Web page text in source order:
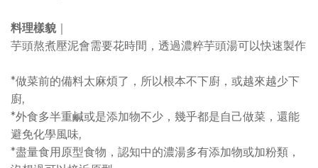
料理樣貌｜
芋頭熬煮壓泥會需要花時間，透過濃粹芋頭湯可以快速製作
*做菜前的備料太麻煩了，所以根本不下廚，或越來越少下
廚,
*外食多半重鹹或是添加物不少，幾乎都是自己做菜，還能
避免化學風味,
*盡量食用原型食物，認知中的濃湯多有添加物或加粉類，